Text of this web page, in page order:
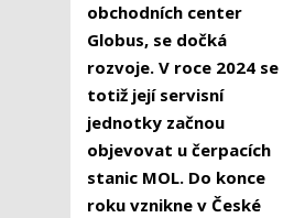
obchodních center
Globus, se dočká
rozvoje. V roce 2024 se
totiž její servisní
jednotky začnou
objevovat u čerpacích
stanic MOL. Do konce
roku vznikne v České